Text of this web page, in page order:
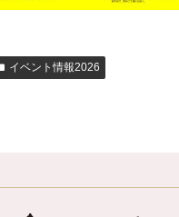
イベント情報2026